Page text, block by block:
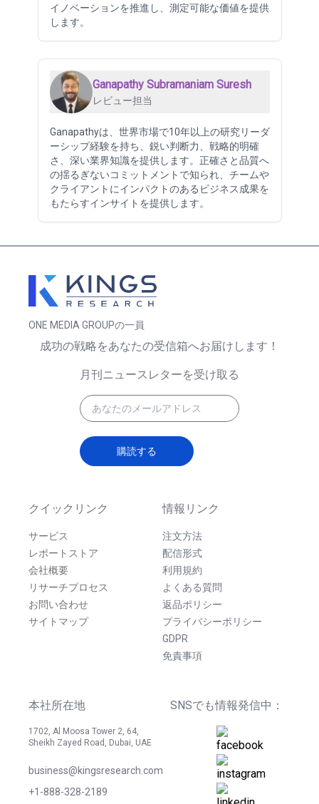
イノベーションを推進し、測定可能な価値を提供
します。
Ganapathy Subramaniam Suresh
レビュー担当
Ganapathyは、世界市場で10年以上の研究リーダ
ーシップ経験を持ち、鋭い判断力、戦略的明確
さ、深い業界知識を提供します。正確さと品質へ
の揺るぎないコミットメントで知られ、チームや
クライアントにインパクトのあるビジネス成果を
もたらすインサイトを提供します。
ONE MEDIA GROUPの一員
クイックリンク
サービス
レポートストア
会社概要
リサーチプロセス
お問い合わせ
サイトマップ
情報リンク
注文方法
配信形式
利用規約
よくある質問
返品ポリシー
プライバシーポリシー
GDPR
免責事項
本社所在地
1702, Al Moosa Tower 2, 64,
Sheikh Zayed Road, Dubai, UAE
business@kingsresearch.com
+1-888-328-2189
SNSでも情報発信中：
成功の戦略をあなたの受信箱へお届けします！
月刊ニュースレターを受け取る
購読する